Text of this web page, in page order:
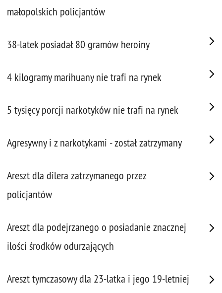
małopolskich policjantów
38-latek posiadał 80 gramów heroiny
4 kilogramy marihuany nie trafi na rynek
5 tysięcy porcji narkotyków nie trafi na rynek
Agresywny i z narkotykami - został zatrzymany
Areszt dla dilera zatrzymanego przez
policjantów
Areszt dla podejrzanego o posiadanie znacznej
ilości środków odurzających
Areszt tymczasowy dla 23-latka i jego 19-letniej